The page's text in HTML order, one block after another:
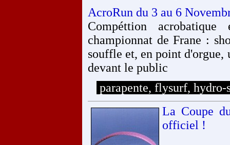
AcroRun du 3 au 6
Compéttion
championnat de Frane :
souffle et, en point d'orgue,
devant le public
parapente, flysurf,
La Coupe
officiel !